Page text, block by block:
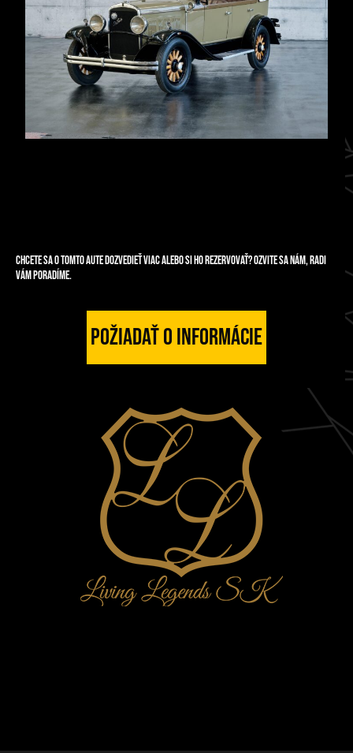
Chcete sa o tomto aute dozvedieť viac alebo si ho rezervovať? Ozvite sa nám, radi
vám poradíme.
Požiadať o informácie